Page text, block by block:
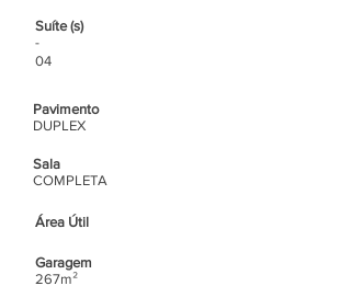
Suíte (s)
-
04
Pavimento
DUPLEX
Sala
COMPLETA
Área Útil
Garagem
267m²